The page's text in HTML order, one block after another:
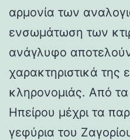
αρμονία των
ενσωμάτωση των
ανάγλυφο
χαρακτηριστικά της
κληρονομιάς. Από
Ηπείρου μέχρι τα
γεφύρια του